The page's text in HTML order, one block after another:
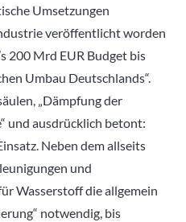
Umsetzungen
veröffentlicht worden
200 Mrd EUR Budget bis
Umbau Deutschlands“.
„Dämpfung der
und ausdrücklich betont:
Neben dem allseits
und
Wasserstoff die allgemein
notwendig, bis